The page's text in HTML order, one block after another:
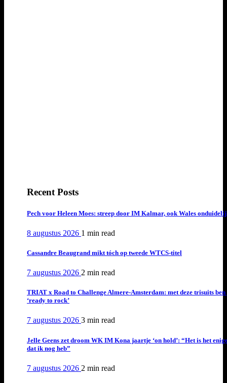
Recent Posts
Pech voor Heleen Moes: streep door IM Kalmar, ook Wales
8 augustus 2026 1 min read
Cassandre Beaugrand mikt tóch op tweede WTCS-titel
7 augustus 2026 2 min read
TRIAT x Road to Challenge Almere-Amsterdam: met deze trisuits ben
‘ready to rock’
7 augustus 2026 3 min read
Jelle Geens zet droom WK IM Kona jaartje ‘on hold’: “Het is het
dat ik nog heb”
7 augustus 2026 2 min read